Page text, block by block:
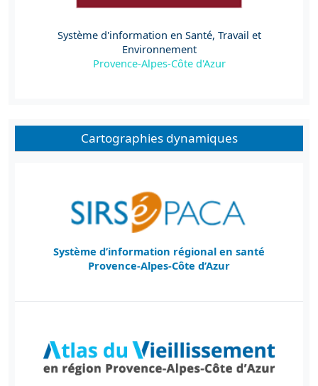
Système d'information en Santé, Travail et
Environnement
Provence-Alpes-Côte d'Azur
Cartographies dynamiques
Système d’information régional en santé
Provence-Alpes-Côte d’Azur